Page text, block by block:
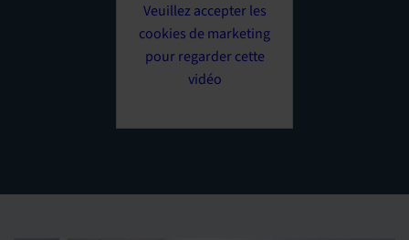
Veuillez accepter les
cookies de marketing
pour regarder cette
vidéo